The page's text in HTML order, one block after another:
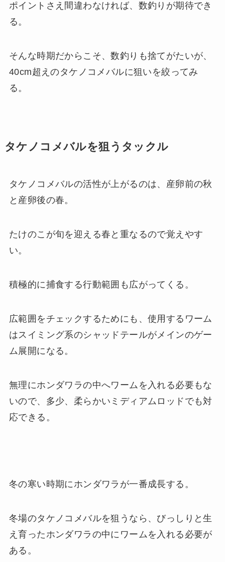
ポイントさえ間違わなければ、数釣りが期待でき
る。
そんな時期だからこそ、数釣りも捨てがたいが、
40cm超えのタケノコメバルに狙いを絞ってみ
る。
タケノコメバルを狙うタックル
タケノコメバルの活性が上がるのは、産卵前の秋
と産卵後の春。
たけのこが旬を迎える春と重なるので覚えやす
い。
積極的に捕食する行動範囲も広がってくる。
広範囲をチェックするためにも、使用するワーム
はスイミング系のシャッドテールがメインのゲー
ム展開になる。
無理にホンダワラの中へワームを入れる必要もな
いので、多少、柔らかいミディアムロッドでも対
応できる。
冬の寒い時期にホンダワラが一番成長する。
冬場のタケノコメバルを狙うなら、びっしりと生
え育ったホンダワラの中にワームを入れる必要が
ある。